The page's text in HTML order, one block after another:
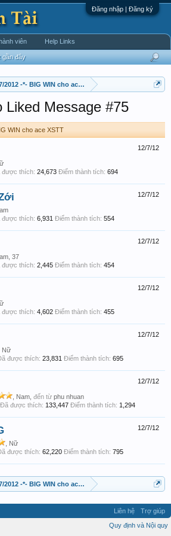
Đăng nhập | Đăng ký
2012 -*- BIG WIN cho ace XSTT
Liked Message #75
WIN cho ace XSTT
12/7/12
được thích: 24,673 Điểm thành tích: 694
12/7/12
được thích: 6,931 Điểm thành tích: 554
12/7/12
37
được thích: 2,445 Điểm thành tích: 454
12/7/12
được thích: 4,602 Điểm thành tích: 455
12/7/12
, Nữ
được thích: 23,831 Điểm thành tích: 695
12/7/12
, Nam, đến từ phu nhuan
Đã được thích: 133,447 Điểm thành tích: 1,294
12/7/12
, Nữ
được thích: 62,220 Điểm thành tích: 795
2012 -*- BIG WIN cho ace XSTT
gần đây
viên Help Links
Liên hệ
Trợ giúp
Quy định và Nội quy